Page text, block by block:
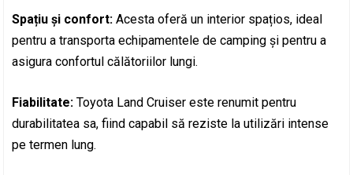
Spațiu și confort: Acesta oferă un interior spațios, ideal
pentru a transporta echipamentele de camping și pentru a
asigura confortul călătoriilor lungi.
Fiabilitate: Toyota Land Cruiser este renumit pentru
durabilitatea sa, fiind capabil să reziste la utilizări intense
pe termen lung.